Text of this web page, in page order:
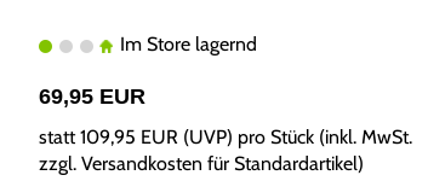
Im Store lagernd
69,95 EUR
statt109,95 EUR(UVP) pro Stück (inkl. MwSt.
zzgl. Versandkosten für Standardartikel)